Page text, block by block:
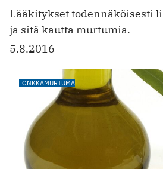
Lääkitykset todennäköisesti
ja sitä kautta murtumia.
5.8.2016
LONKKAMURTUMA